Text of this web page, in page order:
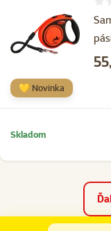
💛 Novinka
Skladom